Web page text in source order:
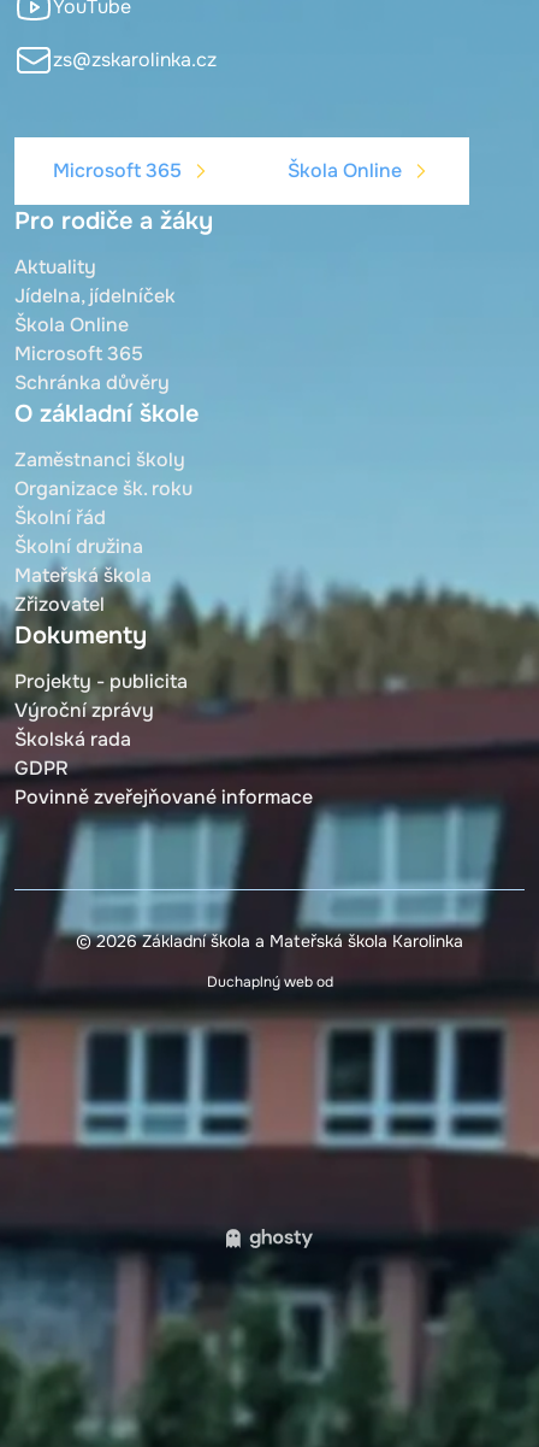
YouTube
zs@zskarolinka.cz
Microsoft 365 Škola Online
Pro rodiče a žáky
Aktuality
Jídelna, jídelníček
Škola Online
Microsoft 365
Schránka důvěry
O základní škole
Zaměstnanci školy
Organizace šk. roku
Školní řád
Školní družina
Mateřská škola
Zřizovatel
Dokumenty
Projekty - publicita
Výroční zprávy
Školská rada
GDPR
Povinně zveřejňované informace
© 2026 Základní škola a Mateřská škola Karolinka
Duchaplný web od